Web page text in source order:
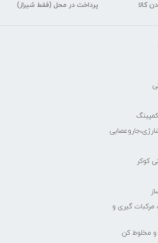
کالا پرداخت در محل (فقط شیراز)
کوکر
مرکبات گیری و
و مخلوط کن